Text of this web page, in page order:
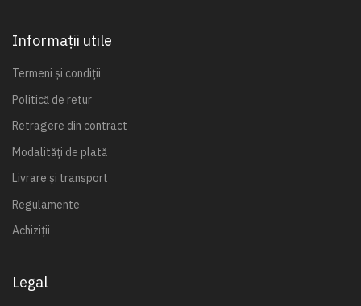
Informații utile
Termeni și condiții
Politică de retur
Retragere din contract
Modalități de plată
Livrare și transport
Regulamente
Achiziții
Legal